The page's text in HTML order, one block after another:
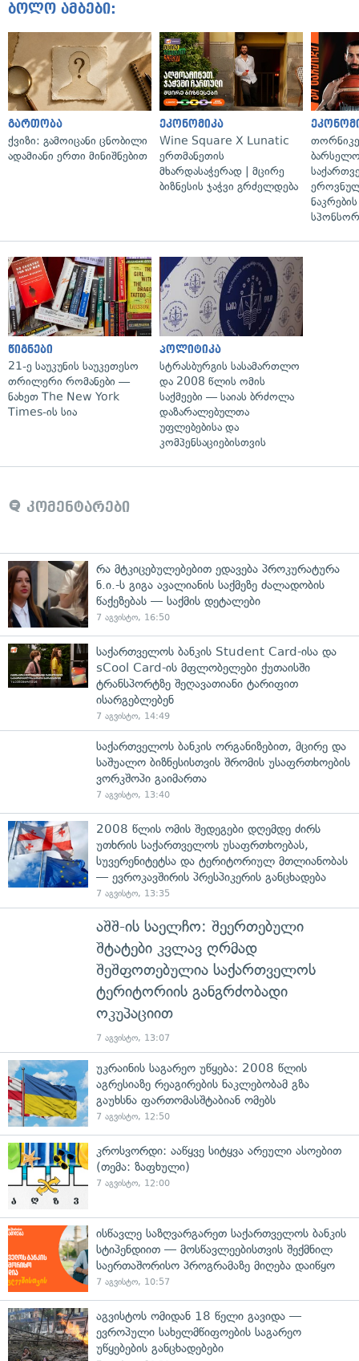
ბოლო ამბები:
გართობა
ქვიზი: გამოიცანი ცნობილი
ადამიანი ერთი მინიშნებით
ეკონომიკა
Wine Square X Lunatic
ერთმანეთის
მხარდასაჭერად | მცირე
ბიზნესის ჯაჭვი გრძელდება
წიგნები
21-ე საუკუნის საუკეთესო
თრილერი რომანები —
ნახეთ The New York
Times-ის სია
პოლიტიკა
სტრასბურგის სასამართლო
და 2008 წლის ომის
საქმეები — საიას ბრძოლა
დაზარალებულთა
უფლებებისა და
კომპენსაციებისთვის
კომენტარები
რა მტკიცებულებებით ედავება პროკურატურა
ნ.ი.-ს გიგა ავალიანის საქმეზე ძალადობის
წაქეზებას — საქმის დეტალები
7 აგვისტო, 16:50
საქართველოს ბანკის Student Card-ისა და
sCool Card-ის მფლობელები ქუთაისში
ტრანსპორტზე შეღავათიანი ტარიფით
ისარგებლებენ
7 აგვისტო, 14:49
საქართველოს ბანკის ორგანიზებით, მცირე და
საშუალო ბიზნესისთვის შრომის უსაფრთხოების
ვორკშოპი გაიმართა
7 აგვისტო, 13:40
2008 წლის ომის შედეგები დღემდე ძირს
უთხრის საქართველოს უსაფრთხოებას,
სუვერენიტეტსა და ტერიტორიულ მთლიანობას
— ევროკავშირის პრესპიკერის განცხადება
7 აგვისტო, 13:35
აშშ-ის საელჩო: შეერთებული
შტატები კვლავ ღრმად
შეშფოთებულია საქართველოს
ტერიტორიის განგრძობადი
ოკუპაციით
7 აგვისტო, 13:07
უკრაინის საგარეო უწყება: 2008 წლის
აგრესიაზე რეაგირების ნაკლებობამ გზა
გაუხსნა ფართომასშტაბიან ომებს
7 აგვისტო, 12:50
კროსვორდი: ააწყვე სიტყვა არეული ასოებით
(თემა: ზაფხული)
7 აგვისტო, 12:00
ისწავლე საზღვარგარეთ საქართველოს ბანკის
სტიპენდიით — მოსწავლეებისთვის შექმნილ
საერთაშორისო პროგრამაზე მიღება დაიწყო
7 აგვისტო, 10:57
აგვისტოს ომიდან 18 წელი გავიდა —
ევროპული სახელმწიფოების საგარეო
უწყებების განცხადებები